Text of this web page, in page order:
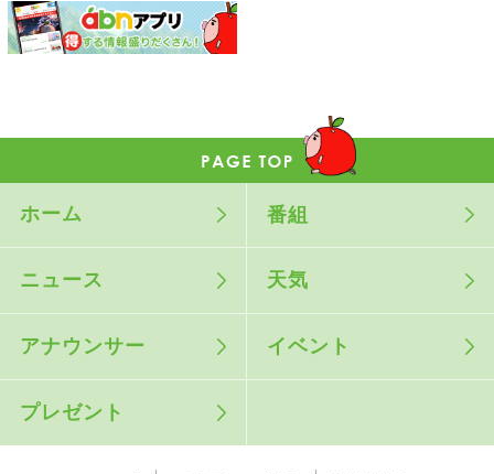
ホーム 番組
ニュース 天気
アナウンサー イベント
プレゼント